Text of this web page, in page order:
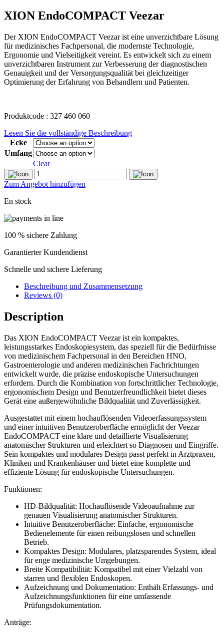
XION EndoCOMPACT Veezar
Der XION EndoCOMPACT Veezar ist eine unverzichtbare Lösung
für medizinisches Fachpersonal, die modernste Technologie,
Ergonomie und Vielseitigkeit vereint. Es entwickelt sich zu einem
unverzichtbaren Instrument zur Verbesserung der diagnostischen
Genauigkeit und der Versorgungsqualität bei gleichzeitiger
Optimierung der Erfahrung von Behandlern und Patienten.
Produktcode : 327 460 060
Lesen Sie die vollständige Beschreibung
Ecke
Umfang
Clear
XION
EndoCOMPACT
Veezar
quantity
Zum Angebot hinzufügen
En stock
100 % sichere Zahlung
Garantierter Kundendienst
Schnelle und sichere Lieferung
Beschreibung und Zusammensetzung
Reviews (0)
Description
Das XION EndoCOMPACT Veezar ist ein kompaktes,
leistungsstarkes Endoskopiesystem, das speziell für die Bedürfnisse
von medizinischem Fachpersonal in den Bereichen HNO,
Gastroenterologie und anderen medizinischen Fachrichtungen
entwickelt wurde, die präzise endoskopische Untersuchungen
erfordern. Durch die Kombination von fortschrittlicher Technologie,
ergonomischem Design und Benutzerfreundlichkeit bietet dieses
Gerät eine außergewöhnliche Bildqualität und Zuverlässigkeit.
Ausgestattet mit einem hochauflösenden Videoerfassungssystem
und einer intuitiven Benutzeroberfläche ermöglicht der Veezar
EndoCOMPACT eine klare und detaillierte Visualisierung
anatomischer Strukturen und erleichtert so Diagnosen und Eingriffe.
Sein kompaktes und modulares Design passt perfekt in Arztpraxen,
Kliniken und Krankenhäuser und bietet eine komplette und
effiziente Lösung für endoskopische Untersuchungen.
Funktionen:
HD-Bildqualität: Hochauflösende Videoaufnahme zur
genauen Visualisierung anatomischer Strukturen.
Intuitive Benutzeroberfläche: Einfache, ergonomische
Bedienelemente für einen reibungslosen und schnellen
Betrieb.
Kompaktes Design: Modulares, platzsparendes System, ideal
für enge medizinische Umgebungen.
Breite Kompatibilität: Kompatibel mit einer Vielzahl von
starren und flexiblen Endoskopen.
Aufzeichnung und Dokumentation: Enthält Erfassungs- und
Aufzeichnungsfunktionen für eine umfassende
Prüfungsdokumentation.
Anträge: